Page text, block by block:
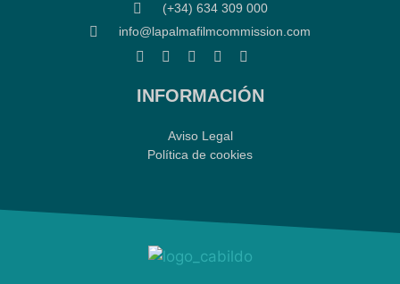
(+34) 634 309 000
info@lapalmafilmcommission.com
INFORMACIÓN
Aviso Legal
Política de cookies